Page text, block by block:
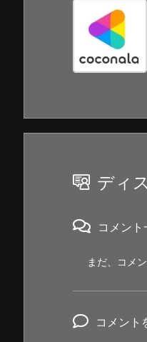
ディ
コメント
まだ、コメ
コメント